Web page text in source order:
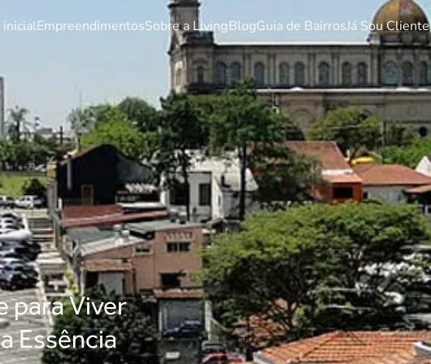
inicialEmpreendimentosSobre a LivingBlogGuia de BairrosJá Sou Cliente
para Viver
Essência